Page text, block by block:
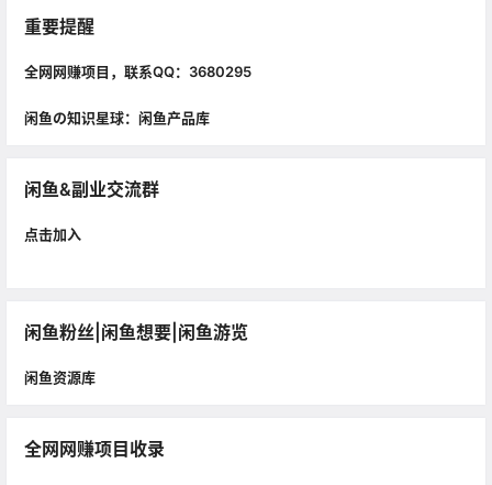
重要提醒
全网网赚项目，联系QQ：3680295
闲鱼の知识星球：闲鱼产品库
闲鱼&副业交流群
点击加入
闲鱼粉丝|闲鱼想要|闲鱼游览
闲鱼资源库
全网网赚项目收录